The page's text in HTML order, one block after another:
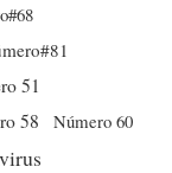
51
58
Número 60